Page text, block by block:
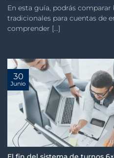
En esta guía, podrás
tradicionales para cuentas de
comprender [...]
El fin del sistema de turnos
30
Junio